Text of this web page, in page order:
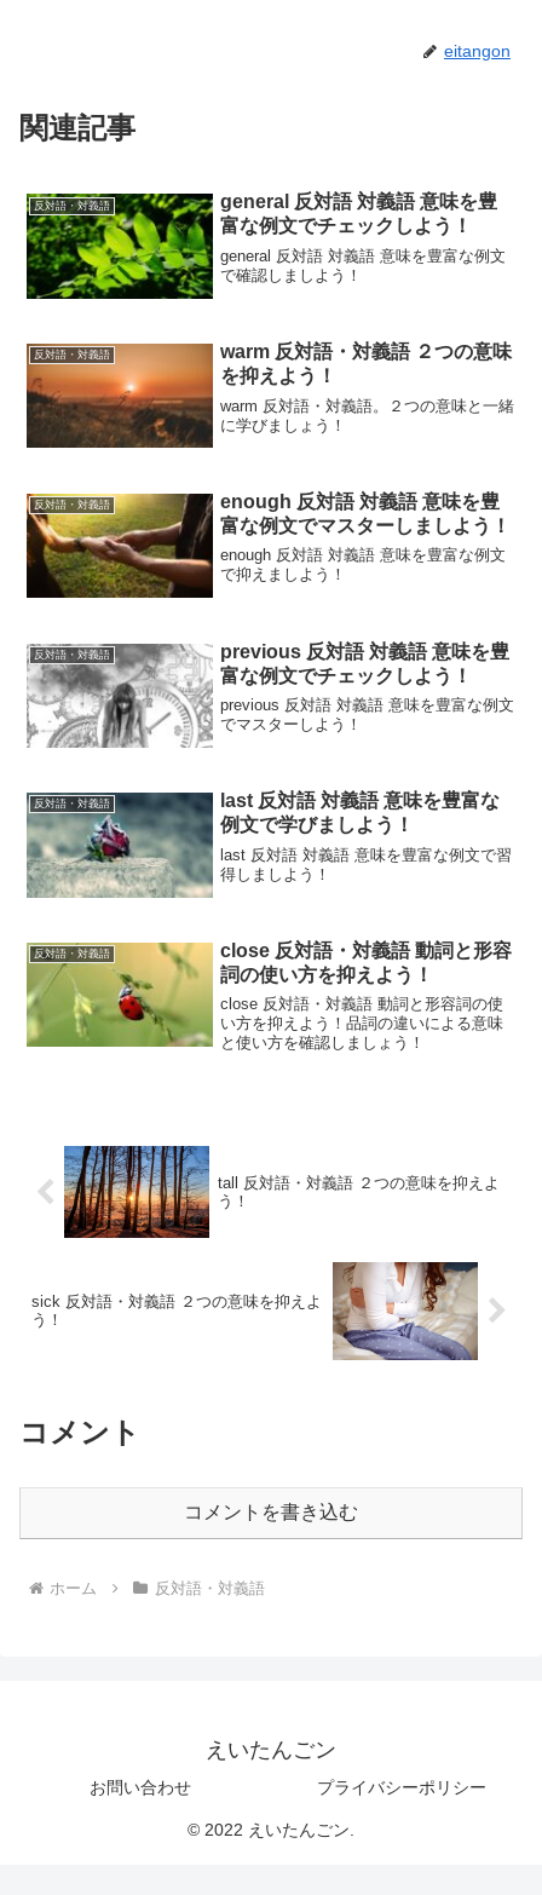
eitangon
関連記事
反対語・対義語
general 反対語 対義語 意味を豊
富な例文でチェックしよう！
general 反対語 対義語 意味を豊富な例文
で確認しましよう！
反対語・対義語
warm 反対語・対義語 ２つの意味
を抑えよう！
warm 反対語・対義語。２つの意味と一緒
に学びましょう！
反対語・対義語
enough 反対語 対義語 意味を豊
富な例文でマスターしましよう！
enough 反対語 対義語 意味を豊富な例文
で抑えましよう！
反対語・対義語
previous 反対語 対義語 意味を豊
富な例文でチェックしよう！
previous 反対語 対義語 意味を豊富な例文
でマスターしよう！
反対語・対義語
last 反対語 対義語 意味を豊富な
例文で学びましよう！
last 反対語 対義語 意味を豊富な例文で習
得しましよう！
反対語・対義語
close 反対語・対義語 動詞と形容
詞の使い方を抑えよう！
close 反対語・対義語 動詞と形容詞の使
い方を抑えよう！品詞の違いによる意味
と使い方を確認しましょう！
tall 反対語・対義語 ２つの意味を抑えよ
う！
sick 反対語・対義語 ２つの意味を抑えよ
う！
コメント
コメントを書き込む
ホーム 反対語・対義語
えいたんごン
お問い合わせ プライバシーポリシー
© 2022 えいたんごン.